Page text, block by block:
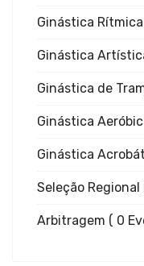
de
Ginástica Rítmica
Ginástica
Ginástica de
Ginástica
Ginástica
Seleção Regional
Arbitragem ( 0